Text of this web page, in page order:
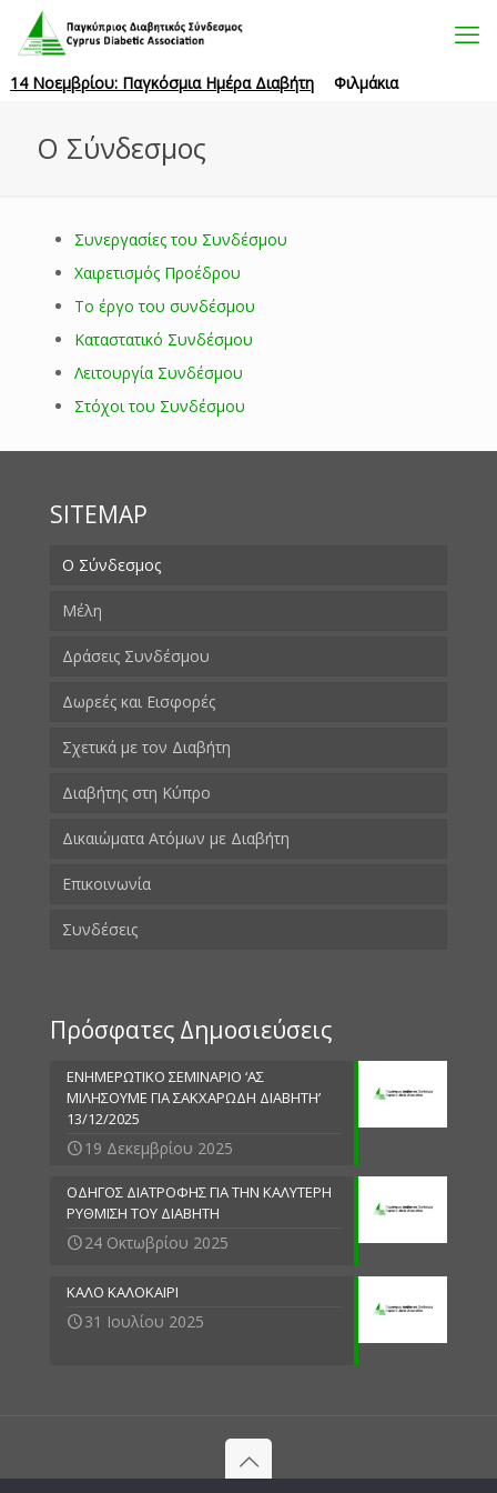
14 Νοεμβρίου: Παγκόσμια Ημέρα Διαβήτη Φιλμάκια
Ο Σύνδεσμος
Συνεργασίες του Συνδέσμου
Χαιρετισμός Προέδρου
Το έργο του συνδέσμου
Καταστατικό Συνδέσμου
Λειτουργία Συνδέσμου
Στόχοι του Συνδέσμου
SITEMAP
Ο Σύνδεσμος
Μέλη
Δράσεις Συνδέσμου
Δωρεές και Εισφορές
Σχετικά με τον Διαβήτη
Διαβήτης στη Κύπρο
Δικαιώματα Ατόμων με Διαβήτη
Επικοινωνία
Συνδέσεις
Πρόσφατες Δημοσιεύσεις
ΕΝΗΜΕΡΩΤΙΚΟ ΣΕΜΙΝΑΡΙΟ ‘ΑΣ
ΜΙΛΗΣΟΥΜΕ ΓΙΑ ΣΑΚΧΑΡΩΔΗ ΔΙΑΒΗΤΗ’
13/12/2025
19 Δεκεμβρίου 2025
ΟΔΗΓΟΣ ΔΙΑΤΡΟΦΗΣ ΓΙΑ ΤΗΝ ΚΑΛΥΤΕΡΗ
ΡΥΘΜΙΣΗ ΤΟΥ ΔΙΑΒΗΤΗ
24 Οκτωβρίου 2025
ΚΑΛΟ ΚΑΛΟΚΑΙΡΙ
31 Ιουλίου 2025